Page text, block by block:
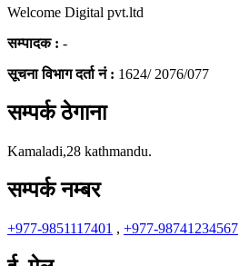
Welcome Digital pvt.ltd
सम्पादक : -
सूचना विभाग दर्ता नं : 1624/ 2076/077
सम्पर्क ठेगाना
Kamaladi,28 kathmandu.
सम्पर्क नम्बर
+977-9851117401 , +977-98741234567